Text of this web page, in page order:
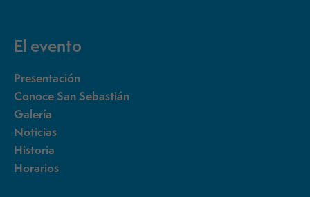
El evento
Presentación
Conoce San Sebastián
Galería
Noticias
Historia
Horarios